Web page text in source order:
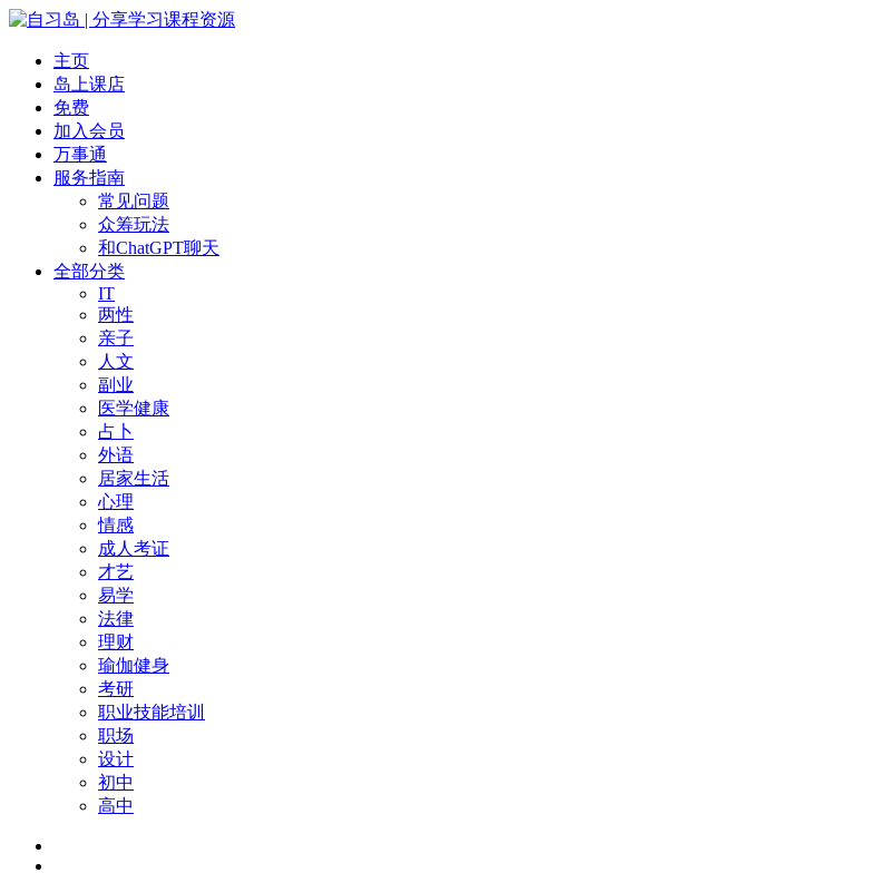
主页
岛上课店
免费
加入会员
万事通
服务指南
常见问题
众筹玩法
和ChatGPT聊天
全部分类
IT
两性
亲子
人文
副业
医学健康
占卜
外语
居家生活
心理
情感
成人考证
才艺
易学
法律
理财
瑜伽健身
考研
职业技能培训
职场
设计
初中
高中